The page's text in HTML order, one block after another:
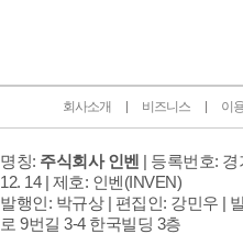
회사소개 비즈니스 이
명칭: 주식회사 인벤 | 등록번호:
12. 14 | 제호: 인벤(INVEN)
발행인: 박규상 | 편집인: 강민우 |
로 9번길 3-4 한국빌딩 3층